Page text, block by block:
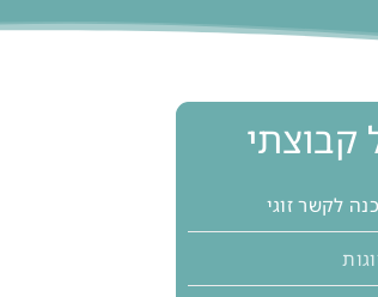
קבוצתי
לקשר זוגי